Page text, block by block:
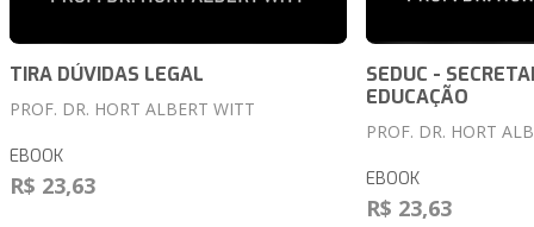
TIRA DÚVIDAS LEGAL
PROF. DR. HORT ALBERT WITT
EBOOK
R$ 23,63
SEDUC -
EDUCAÇÃO
PROF. DR. HORT
EBOOK
R$ 23,63